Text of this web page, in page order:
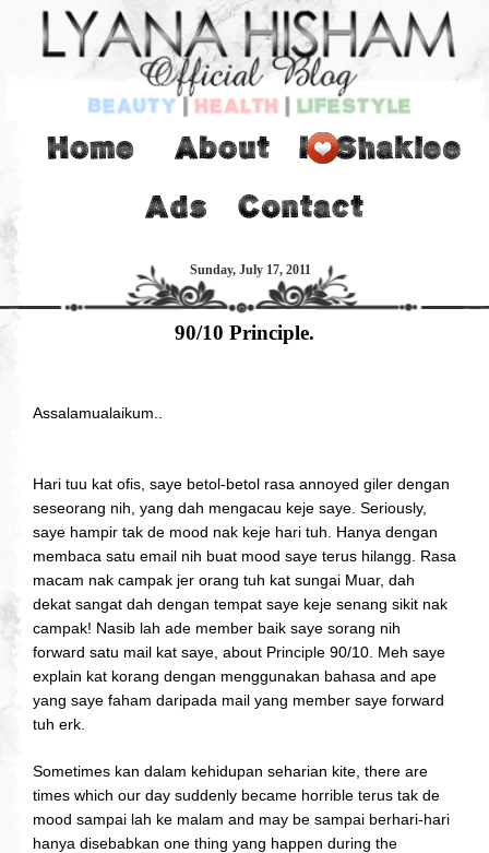
Sunday, July 17, 2011
90/10 Principle.
Assalamualaikum..
Hari tuu kat ofis, saye betol-betol rasa annoyed giler dengan
seseorang nih, yang dah mengacau keje saye. Seriously,
saye hampir tak de mood nak keje hari tuh. Hanya dengan
membaca satu email nih buat mood saye terus hilangg. Rasa
macam nak campak jer orang tuh kat sungai Muar, dah
dekat sangat dah dengan tempat saye keje senang sikit nak
campak! Nasib lah ade member baik saye sorang nih
forward satu mail kat saye, about Principle 90/10. Meh saye
explain kat korang dengan menggunakan bahasa and ape
yang saye faham daripada mail yang member saye forward
tuh erk.
Sometimes kan dalam kehidupan seharian kite, there are
times which our day suddenly became horrible terus tak de
mood sampai lah ke malam and may be sampai berhari-hari
hanya disebabkan one thing yang happen during the